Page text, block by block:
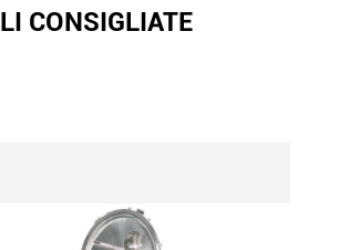
CONSIGLIATE